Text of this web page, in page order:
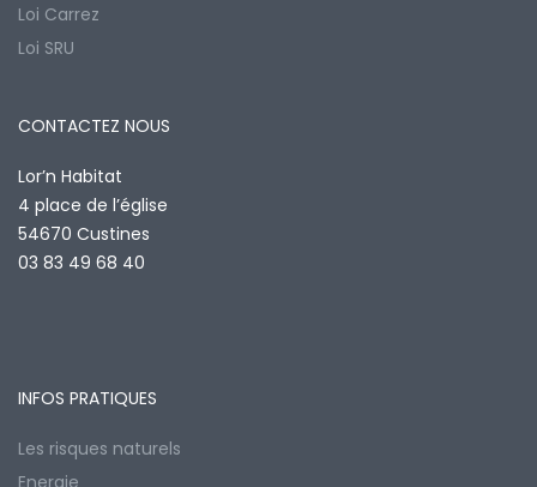
Loi Carrez
Loi SRU
CONTACTEZ NOUS
Lor’n Habitat
4 place de l’église
54670 Custines
03 83 49 68 40
INFOS PRATIQUES
Les risques naturels
Energie